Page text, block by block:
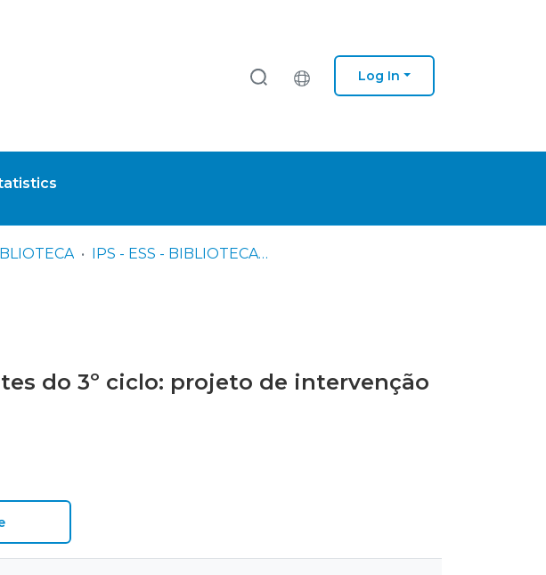
Log In
IPS - ESS - BIBLIOTECA - Dissertações de mestrado
do 3º ciclo: projeto de intervenção